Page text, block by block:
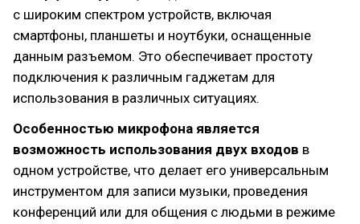
с широким спектром устройств, включая
смартфоны, планшеты и ноутбуки, оснащенные
данным разъемом. Это обеспечивает простоту
подключения к различным гаджетам для
использования в различных ситуациях.
Особенностью микрофона является
возможность использования двух входов в
одном устройстве, что делает его универсальным
инструментом для записи музыки, проведения
конференций или для общения с людьми в режиме